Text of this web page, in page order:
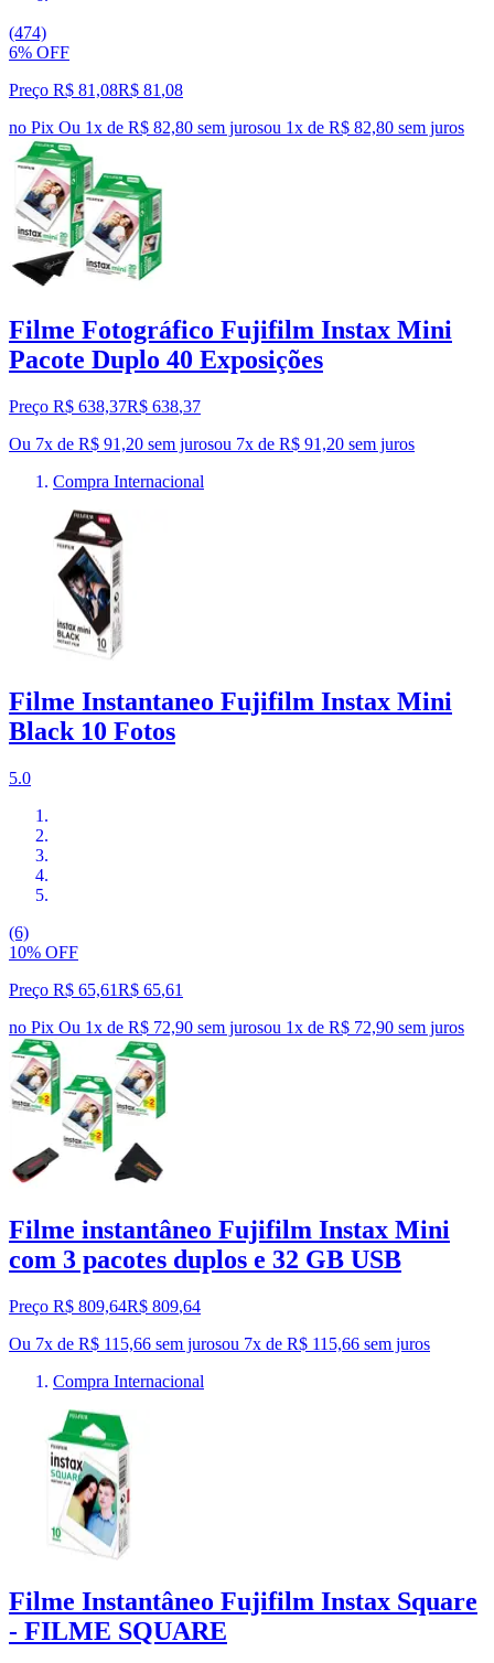
(474)
6% OFF
Preço R$ 81,08R$ 81,08
no Pix Ou 1x de R$ 82,80 sem jurosou 1x de R$ 82,80 sem juros
Filme Fotográfico Fujifilm Instax Mini
Pacote Duplo 40 Exposições
Preço R$ 638,37R$ 638,37
Ou 7x de R$ 91,20 sem jurosou 7x de R$ 91,20 sem juros
Compra Internacional
Filme Instantaneo Fujifilm Instax Mini
Black 10 Fotos
5.0
(6)
10% OFF
Preço R$ 65,61R$ 65,61
no Pix Ou 1x de R$ 72,90 sem jurosou 1x de R$ 72,90 sem juros
Filme instantâneo Fujifilm Instax Mini
com 3 pacotes duplos e 32 GB USB
Preço R$ 809,64R$ 809,64
Ou 7x de R$ 115,66 sem jurosou 7x de R$ 115,66 sem juros
Compra Internacional
Filme Instantâneo Fujifilm Instax Square
- FILME SQUARE